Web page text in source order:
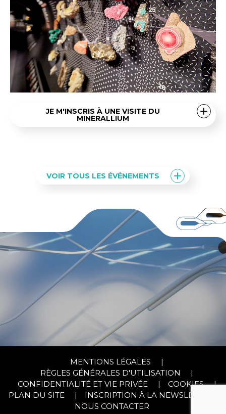
JE M'INSCRIS À UNE VISITE DU
MINERALLIUM
VOIR TOUS LES ÉVÉNEMENTS
MENTIONS LÉGALES
|
RÈGLES GÉNÉRALES D'UTILISATION
|
CONFIDENTIALITÉ ET VIE PRIVÉE
| COOKIES
|
PLAN DU SITE
| INSCRIPTION À LA NEWSLETTER
NOUS CONTACTER